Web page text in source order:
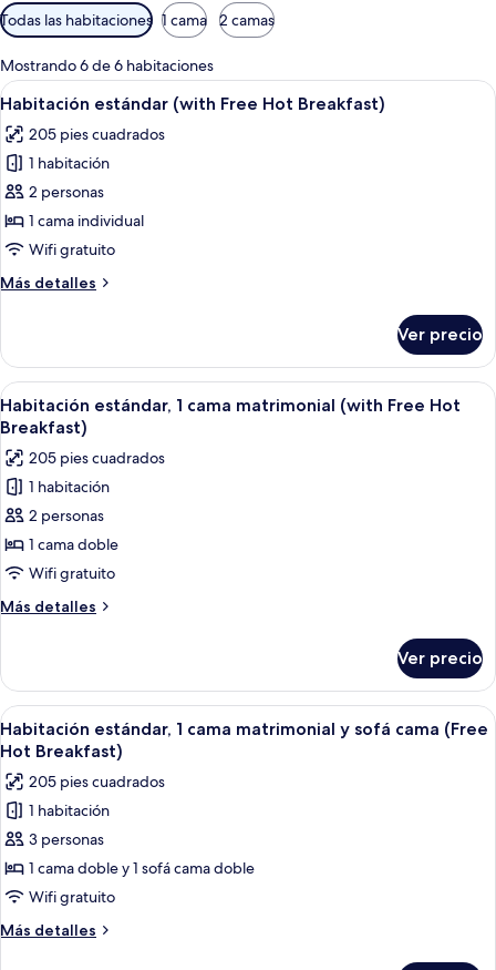
Filtros
disponibles
para
las
habitaciones
Todas las habitaciones 1 cama 2 camas
Mostrando 6 de 6 habitaciones
Abrir
todas
las
fotos
de
Habitación
estándar
Free
Una habitación de hotel con una
10
Habitación estándar (with Free Hot Breakfast)
205 pies cuadrados
1 habitación
2 personas
1 cama individual
Wifi gratuito
Más detalles
Más
estándar
(with
Free
Hot
Ver precio
Abrir
todas
las
fotos
de
Habitación
estándar,
1
cama
matrimonial
Free
Hot
Breakfast)
Una habitación de hotel con una
11
Habitación estándar, 1 cama matrimonial (with Free Hot
Breakfast)
205 pies cuadrados
1 habitación
2 personas
1 cama doble
Wifi gratuito
Más detalles
Más
estándar,
cama
matrimonial
Free
Hot
Breakfast)
Ver precio
Abrir
todas
las
fotos
de
Habitación
estándar,
1
cama
matrimonial
Habitación de hotel con cabecera
10
Habitación estándar, 1 cama matrimonial y sofá cama (Free
Hot Breakfast)
205 pies cuadrados
1 habitación
3 personas
1 cama doble y 1 sofá cama doble
Wifi gratuito
Más detalles
Más